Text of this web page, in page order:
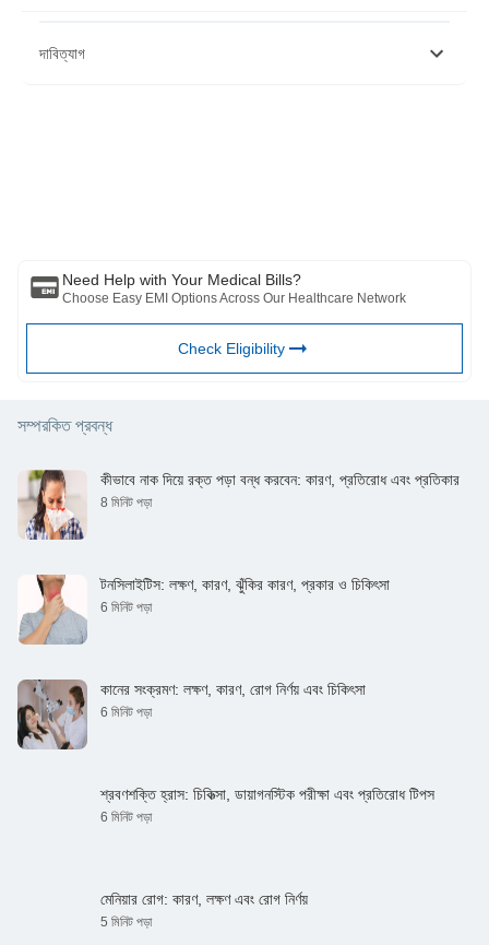
https://www.colourblindawareness.org/colour-blindness/
দাবিত্যাগ
Need Help with Your Medical Bills?
Choose Easy EMI Options Across Our Healthcare Network
Check Eligibility
সম্পরকিত প্রবন্ধ
কীভাবে নাক দিয়ে রক্ত ​​পড়া বন্ধ করবেন: কারণ, প্রতিরোধ এবং প্রতিকার
8 মিনিট পড়া
টনসিলাইটিস: লক্ষণ, কারণ, ঝুঁকির কারণ, প্রকার ও চিকিৎসা
6 মিনিট পড়া
কানের সংক্রমণ: লক্ষণ, কারণ, রোগ নির্ণয় এবং চিকিৎসা
6 মিনিট পড়া
শ্রবণশক্তি হ্রাস: চিকিত্সা, ডায়াগনস্টিক পরীক্ষা এবং প্রতিরোধ টিপস
6 মিনিট পড়া
মেনিয়ার রোগ: কারণ, লক্ষণ এবং রোগ নির্ণয়
5 মিনিট পড়া